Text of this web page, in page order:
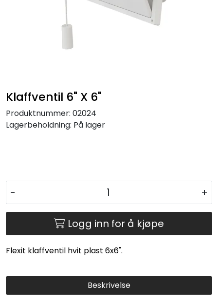
Klaffventil 6" X 6"
Produktnummer: 02024
Lagerbeholdning: På lager
- +
Logg inn for å kjøpe
Flexit klaffventil hvit plast 6x6".
Beskrivelse